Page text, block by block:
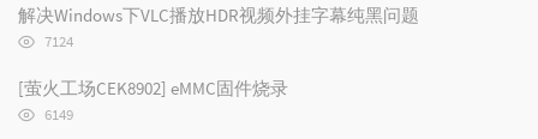
次
数:
解决Windows下VLC播放HDR视频外挂字幕纯黑问题
浏
次
数:
7124
[萤火工场CEK8902] eMMC固件烧录
浏
6149